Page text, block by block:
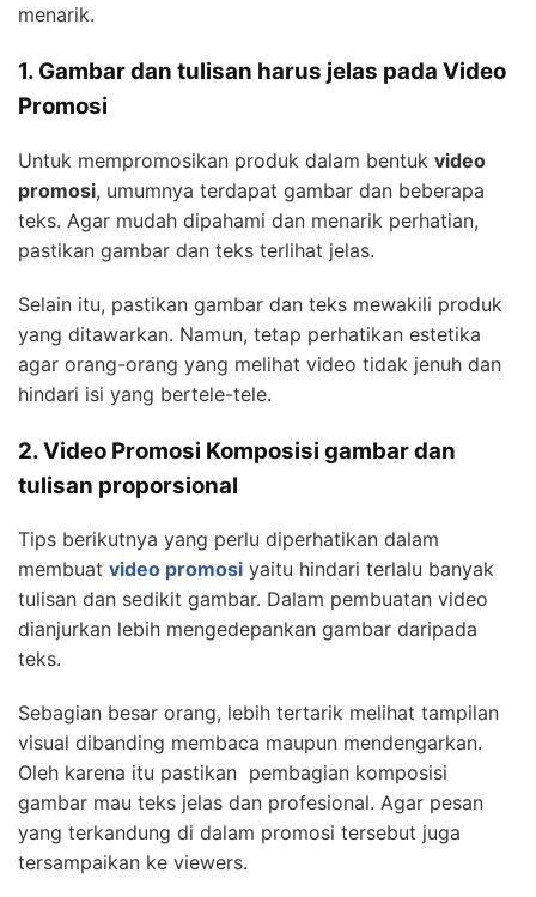
menarik.
1. Gambar dan tulisan harus jelas pada Video
Promosi
Untuk mempromosikan produk dalam bentuk video
promosi, umumnya terdapat gambar dan beberapa
teks. Agar mudah dipahami dan menarik perhatian,
pastikan gambar dan teks terlihat jelas.
Selain itu, pastikan gambar dan teks mewakili produk
yang ditawarkan. Namun, tetap perhatikan estetika
agar orang-orang yang melihat video tidak jenuh dan
hindari isi yang bertele-tele.
2. Video Promosi Komposisi gambar dan
tulisan proporsional
Tips berikutnya yang perlu diperhatikan dalam
membuat video promosi yaitu hindari terlalu banyak
tulisan dan sedikit gambar. Dalam pembuatan video
dianjurkan lebih mengedepankan gambar daripada
teks.
Sebagian besar orang, lebih tertarik melihat tampilan
visual dibanding membaca maupun mendengarkan.
Oleh karena itu pastikan pembagian komposisi
gambar mau teks jelas dan profesional. Agar pesan
yang terkandung di dalam promosi tersebut juga
tersampaikan ke viewers.